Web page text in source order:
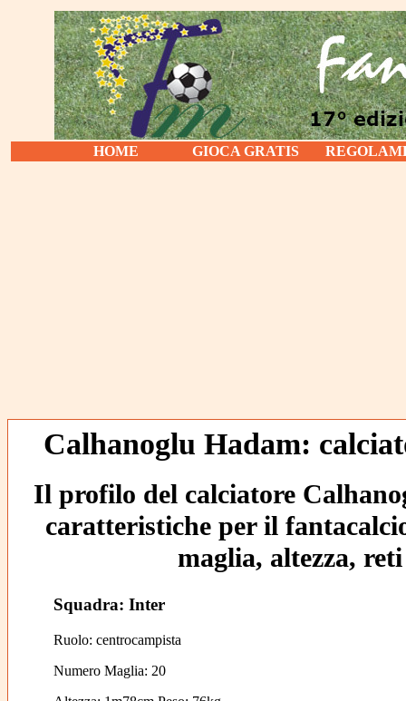
HOME GIOCA GRATIS
Calhanoglu Hadam:
Il profilo del calciatore
caratteristiche per il
maglia, altezza,
Squadra: Inter
Ruolo: centrocampista
Numero Maglia: 20